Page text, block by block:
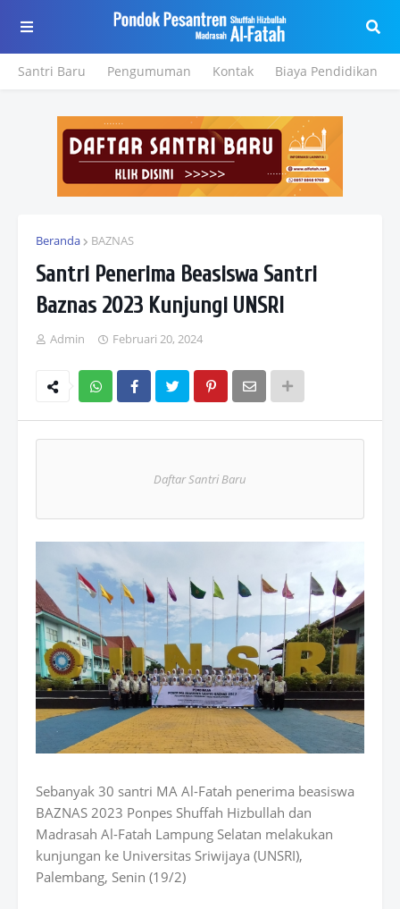
Santri Baru Pengumuman Kontak Biaya Pendidikan
Beranda BAZNAS
Santri Penerima Beasiswa Santri
Baznas 2023 Kunjungi UNSRI
Admin Februari 20, 2024
Wh
Daftar Santri Baru
Sebanyak 30 santri MA Al-Fatah penerima beasiswa
BAZNAS 2023 Ponpes Shuffah Hizbullah dan
Madrasah Al-Fatah Lampung Selatan melakukan
kunjungan ke Universitas Sriwijaya (UNSRI),
Palembang, Senin (19/2)